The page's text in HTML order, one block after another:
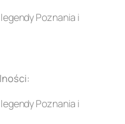
Poznania i
Poznania i